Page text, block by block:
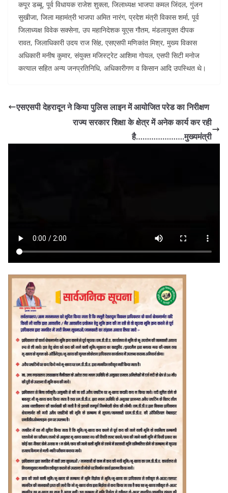
कपूर डब्बू, पूर्व विधायक राजेश शुक्ला, जिलाध्यक्ष भाजपा कमल जिंदल, गुंजन
सुखीजा, जिला महामंत्री भाजपा अमित नारंग, प्रदेश मंत्री विकास शर्मा, पूर्व
जिलाध्यक्ष विवेक सक्सेना, उप महानिदेशक यूएस गौतम, मंडलायुक्त दीपक
रावत, जिलाधिकारी उदय राज सिंह, एसएसपी मणिकांत मिश्र, मुख्य विकास
अधिकारी मनीष कुमार, संयुक्त मजिस्ट्रेट आशिमा गोयल, एसपी सिटी मनोज
कत्याल सहित अन्य जनप्रतिनिधि, अधिकारीगण व किसान आदि उपस्थित थे।
एसएसपी देहरादून ने किया पुलिस लाइन में आयोजित परेड का निरीक्षण
राज्य सरकार शिक्षा के क्षेत्र में अनेक कार्य कर रही
है………………….मुख्यमंत्री